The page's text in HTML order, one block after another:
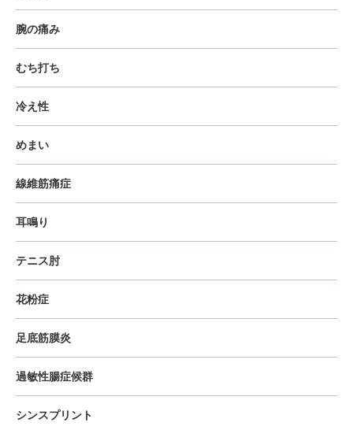
腕の痛み
むち打ち
冷え性
めまい
線維筋痛症
耳鳴り
テニス肘
花粉症
足底筋膜炎
過敏性腸症候群
シンスプリント